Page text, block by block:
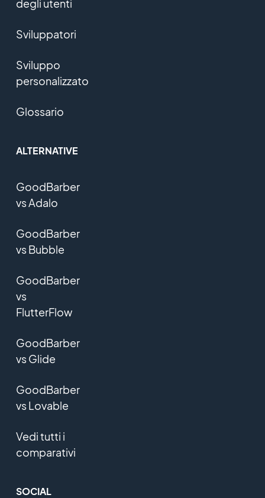
degli utenti
Sviluppatori
Sviluppo
personalizzato
Glossario
ALTERNATIVE
GoodBarber
vs Adalo
GoodBarber
vs Bubble
GoodBarber
vs
FlutterFlow
GoodBarber
vs Glide
GoodBarber
vs Lovable
Vedi tutti i
comparativi
SOCIAL